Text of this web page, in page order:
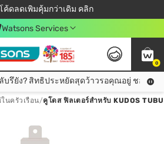
ค้ดลดเพิ่มคุ้มกว่าเดิม คลิก
ลน์ครั้งแรก ลดเพิ่มจุก ๆ 10%! 🎉
ส่งฟรี! เมื่อชอป 499฿
าชิกวัตสัน คลับดียังไง?
Watsons Services
0
มีบัตรสมาชิกวัตสัน คลับรึยัง? สิทธิประหยัดสุดว้าวรอคุณอยู่ ชอปคุ้มกว่าเดิม คลิก!
รึยัง? สิทธิประหยัดสุดว้าวรอคุณอยู่ ชอปคุ้มก
นครัวเรือน/คูโดส ฟิลเตอร์สำหรับ KUDOS